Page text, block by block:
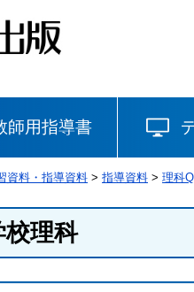
師用指導書
書写
理科 生活
資料・指導資料 > 指導資料 > 理科
校理科